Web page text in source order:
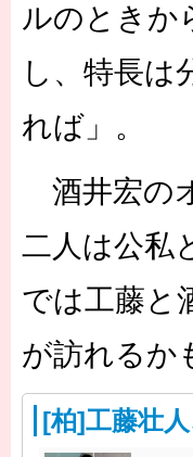
ルのときか
し、特長は
れば」。
酒井宏の
二人は公私
では工藤と
が訪れるか
[柏]工藤壮